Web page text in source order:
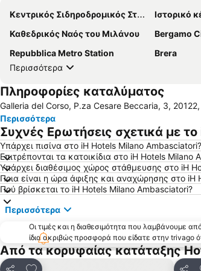
Κεντρικός Σιδηροδρομικός Σταθμός του Μιλάνου Ιστορικό
Καθεδρικός Ναός του Μιλάνου
Bergamo
Repubblica Metro Station
Brera
Περισσότερα
Πληροφορίες καταλύματος
Galleria del Corso, P.za Cesare Beccaria, 3, 20122,
Περισσότερα
Συχνές Ερωτήσεις σχετικά με
Υπάρχει πισίνα στο iH Hotels Milano Ambasciatori?
Επιτρέπονται τα κατοικίδια στο iH Hotels Milano
Υπάρχει διαθέσιμος χώρος στάθμευσης στο iH
Ποια είναι η ώρα άφιξης και αναχώρησης στο iH
Πού βρίσκεται το iH Hotels Milano Ambasciatori?
Περισσότερα
Οι τιμές και η διαθεσιμότητα που λαμβάνουμε
ίδια ακριβώς προσφορά που είδατε στην trivago
Από τα κορυφαίας κατάταξης
Προσθήκη στα αγαπημένα